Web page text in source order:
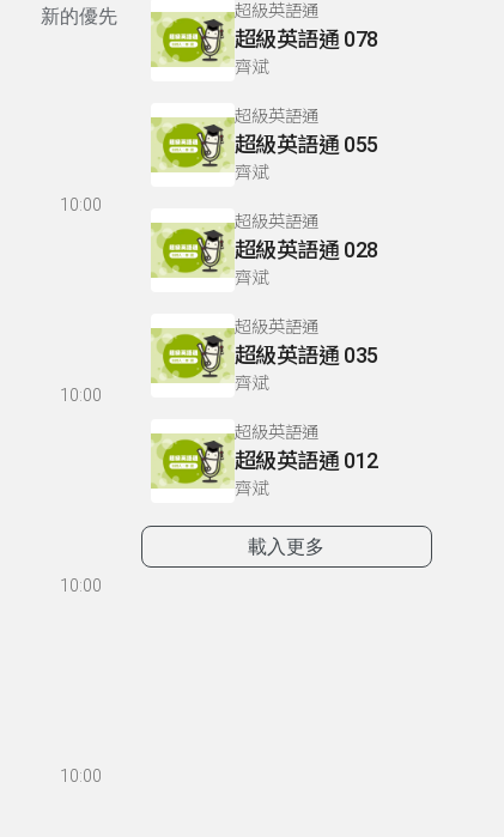
新的優先
10:00
10:00
10:00
10:00
超級英語通
超級英語通 078
齊斌
超級英語通
超級英語通 055
齊斌
超級英語通
超級英語通 028
齊斌
超級英語通
超級英語通 035
齊斌
超級英語通
超級英語通 012
齊斌
載入更多